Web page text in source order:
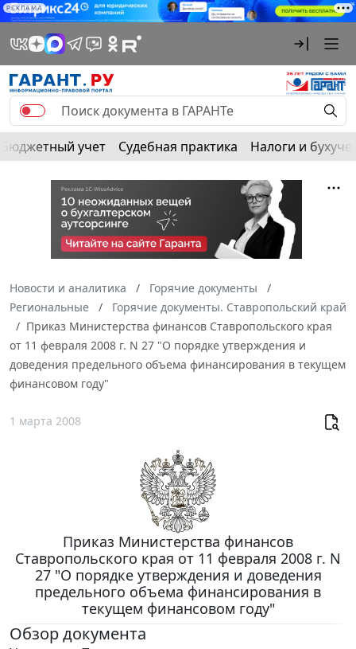
РЕКЛАМА
Бюджетный учет Судебная практика Налоги и
Новости и аналитика
Горячие документы
Региональные
Горячие документы. Ставропольский край
Приказ Министерства финансов Ставропольского края
от 11 февраля 2008 г. N 27 "О порядке утверждения и
доведения предельного объема финансирования в текущем
финансовом году"
1 марта 2008
Приказ Министерства финансов
Ставропольского края от 11 февраля 2008 г. N
27 "О порядке утверждения и доведения
предельного объема финансирования в
текущем финансовом году"
Обзор документа